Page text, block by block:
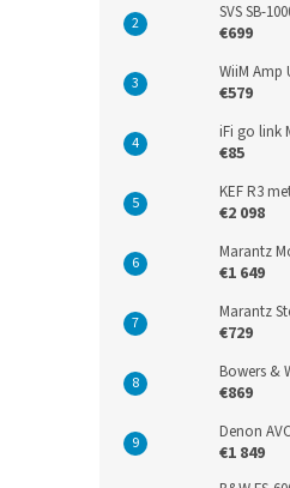
SVS SB-
€699
WiiM Amp
€579
iFi go link
€85
KEF R3
€2 098
Marantz
€1 649
Marantz
€729
Bowers &
€869
Denon
€1 849